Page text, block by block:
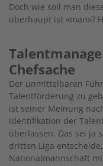
Doch wie soll man
überhaupt ist «man»?
Chefsache
Der unmittelbaren
Talentförderung zu
ist seiner Meinung
Identifikation der
überlassen. Das sei ja
dritten Liga
Nationalmannschaft